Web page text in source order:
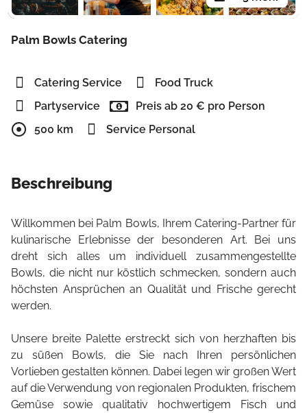
Palm Bowls Catering
Catering Service
Food Truck
Partyservice
Preis ab 20 € pro Person
500 km
Service Personal
Beschreibung
Willkommen bei Palm Bowls, Ihrem Catering-Partner für
kulinarische Erlebnisse der besonderen Art. Bei uns
dreht sich alles um individuell zusammengestellte
Bowls, die nicht nur köstlich schmecken, sondern auch
höchsten Ansprüchen an Qualität und Frische gerecht
werden.
Unsere breite Palette erstreckt sich von herzhaften bis
zu süßen Bowls, die Sie nach Ihren persönlichen
Vorlieben gestalten können. Dabei legen wir großen Wert
auf die Verwendung von regionalen Produkten, frischem
Gemüse sowie qualitativ hochwertigem Fisch und